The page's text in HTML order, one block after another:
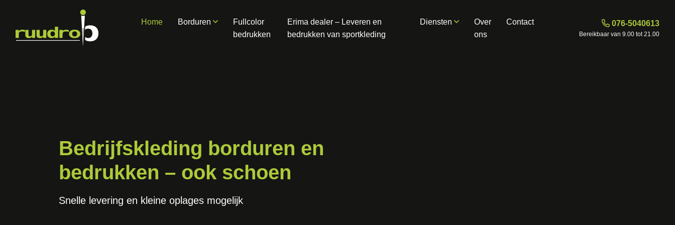
076-5040613
Bereikbaar van 9.00 tot 21.00
Home Borduren
Fullcolor
bedrukken
Erima dealer – Leveren en
bedrukken van sportkleding
Diensten
Over
ons
Contact
Bedrijfskleding borduren en
bedrukken – ook schoen
Snelle levering en kleine oplages mogelijk